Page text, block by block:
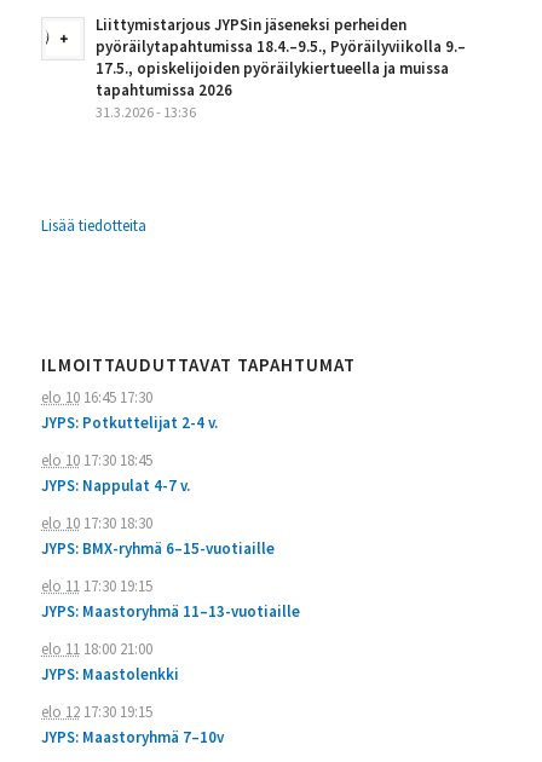
Liittymistarjous JYPSin jäseneksi perheiden
pyöräilytapahtumissa 18.4.–9.5., Pyöräilyviikolla 9.–
17.5., opiskelijoiden pyöräilykiertueella ja muissa
tapahtumissa 2026
31.3.2026 - 13:36
Lisää tiedotteita
ILMOITTAUDUTTAVAT TAPAHTUMAT
elo 1016:45 17:30
JYPS: Potkuttelijat 2-4 v.
elo 1017:30 18:45
JYPS: Nappulat 4-7 v.
elo 1017:30 18:30
JYPS: BMX-ryhmä 6–15-vuotiaille
elo 1117:30 19:15
JYPS: Maastoryhmä 11–13-vuotiaille
elo 1118:00 21:00
JYPS: Maastolenkki
elo 1217:30 19:15
JYPS: Maastoryhmä 7–10v